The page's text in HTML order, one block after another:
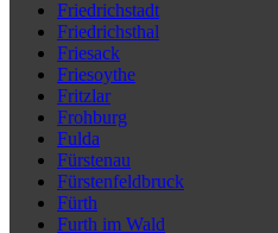
Friedrichstadt
Friedrichsthal
Friesack
Friesoythe
Fritzlar
Frohburg
Fulda
Fürstenau
Fürstenfeldbruck
Fürth
Furth im Wald